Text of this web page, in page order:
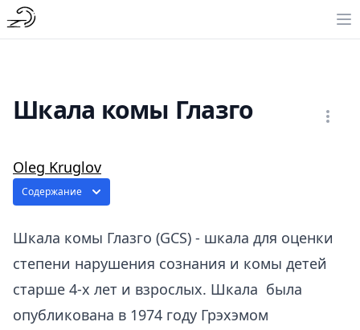
Шкала комы Глазго
Oleg Kruglov
Содержание
Шкала комы Глазго (GCS) - шкала для оценки
степени нарушения сознания и комы детей
старше 4-х лет и взрослых. Шкала была
опубликована в 1974 году Грэхэмом